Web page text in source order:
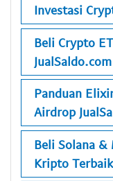
Investasi
Beli Crypto
JualSaldo.com
Panduan
Airdrop
Beli Solana &
Kripto